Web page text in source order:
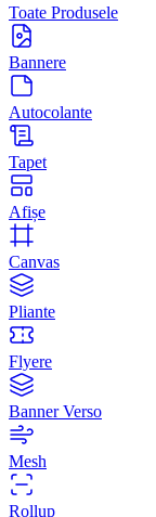
Toate Produsele
Bannere
Autocolante
Tapet
Afișe
Canvas
Pliante
Flyere
Banner Verso
Mesh
Rollup